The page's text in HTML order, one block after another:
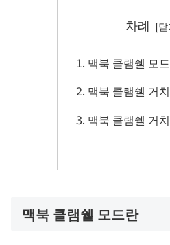
차례
맥북 클램쉘 모
맥북 클램쉘 거
맥북 클램쉘 거
맥북 클램쉘 모드란